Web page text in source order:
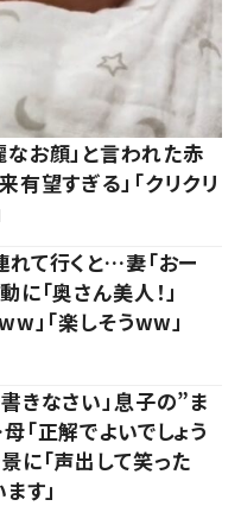
お顔」と言われた赤
望すぎる」「クリクリ
て行くと…妻「おー
「奥さん美人！」
」「楽しそうww」
きなさい」息子の”ま
正解でよいでしょう
に「声出して笑った
す」